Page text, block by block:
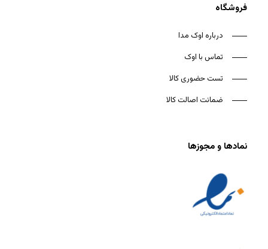
فروشگاه
درباره اوک مدا
تماس با اوک
تست حضوری کالا
ضمانت اصالت کالا
نمادها و مجوزها